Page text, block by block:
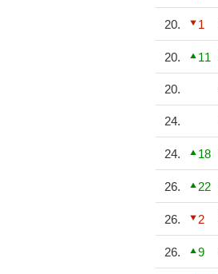
20. 1
20. 11
20.
24.
24. 18
26. 22
26. 2
26. 9